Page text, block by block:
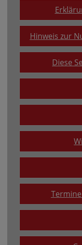
Hinweis zur
Diese